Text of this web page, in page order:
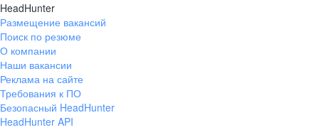
HeadHunter
Размещение вакансий
Поиск по резюме
О компании
Наши вакансии
Реклама на сайте
Требования к ПО
Безопасный HeadHunter
HeadHunter API